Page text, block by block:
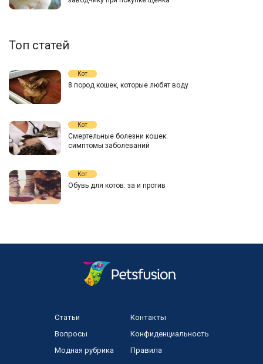
Топ статей
Кот
8 пород кошек, которые любят воду
Кот
Смертельные болезни кошек:
симптомы заболеваний
Кот
Обувь для котов: за и против
Статьи
Вопросы
Модная рубрика
Контакты
Конфиденциальность
Правила